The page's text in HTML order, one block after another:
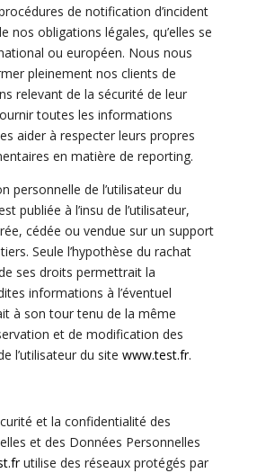
de notification d’incident
nos obligations légales, qu’elles se
ou européen. Nous nous
pleinement nos clients de
relevant de la sécurité de leur
toutes les informations
aider à respecter leurs propres
en matière de reporting.
personnelle de l’utilisateur du
publiée à l’insu de l’utilisateur,
cédée ou vendue sur un support
Seule l’hypothèse du rachat
ses droits permettrait la
informations à l’éventuel
à son tour tenu de la même
et de modification des
l’utilisateur du site www.test.fr.
et la confidentialité des
et des Données Personnelles
utilise des réseaux protégés par